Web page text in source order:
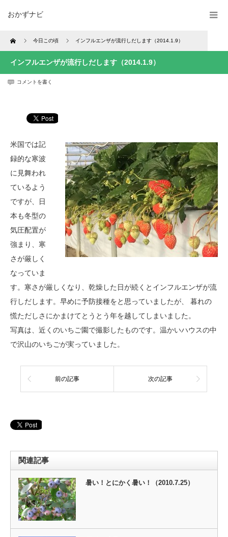
おかずナビ
Home 今日この頃 インフルエンザが流行しだします（2014.1.9）
インフルエンザが流行しだします（2014.1.9）
コメントを書く
米国では記
録的な寒波
に見舞われ
ているよう
ですが、日
本も冬型の
気圧配置が
強まり、寒
さが厳しく
なっていま
す。寒さが厳しくなり、乾燥した日が続くとインフルエンザが流
行しだします。早めに予防接種をと思っていましたが、 暮れの
慌ただしさにかまけてとうとう年を越してしまいました。
写真は、近くのいちご園で撮影したものです。温かいハウスの中
で沢山のいちごが実っていました。
前の記事 次の記事
関連記事
暑い！とにかく暑い！（2010.7.25）